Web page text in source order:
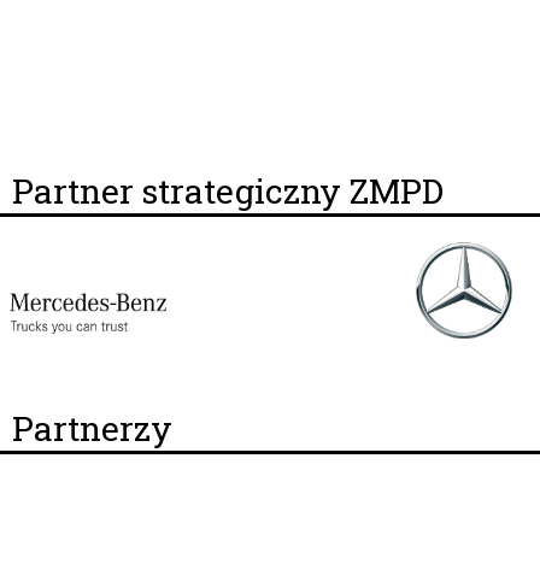
Partner strategiczny ZMPD
Partnerzy